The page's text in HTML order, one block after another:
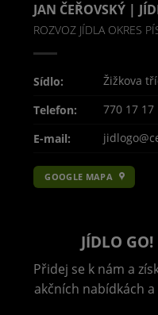
JAN ČEŘOVSKÝ |
ROZVOZ JÍDLA OKRES
Sídlo:
Žižkova
Telefon:
770 17 17
E-mail:
GOOGLE MAPA
JÍDLO
Přidej se k nám a
akčních nabídkách